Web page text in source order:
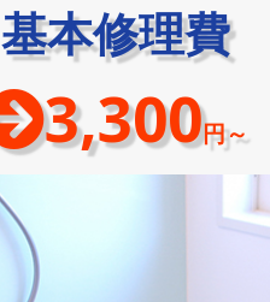
基本修理費
3,300円～